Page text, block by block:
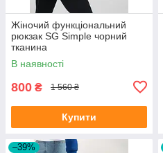
Жіночий функціональний
рюкзак SG Simple чорний
тканина
В наявності
800 ₴ 1 560 ₴
Купити
–39%